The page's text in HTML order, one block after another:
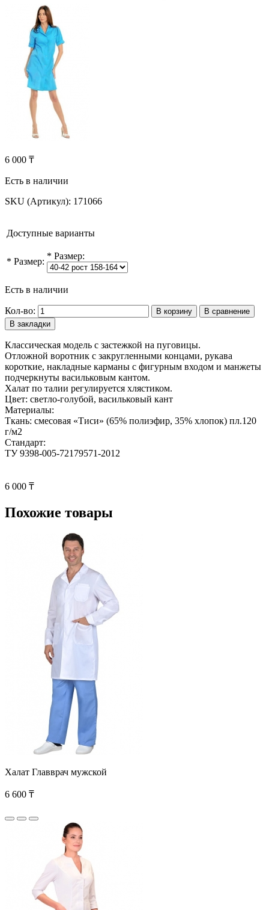
6 000 ₸
Есть в наличии
SKU (Артикул): 171066
Доступные варианты
* Размер:
* Размер:
Есть в наличии
Кол-во: В корзину
В сравнение
В закладки
Классическая модель с застежкой на пуговицы.
Отложной воротник с закругленными концами, рукава
короткие, накладные карманы с фигурным входом и манжеты
подчеркнуты васильковым кантом.
Халат по талии регулируется хлястиком.
Цвет: светло-голубой, васильковый кант
Материалы:
Ткань: смесовая «Тиси» (65% полиэфир, 35% хлопок) пл.120
г/м2
Стандарт:
ТУ 9398-005-72179571-2012
6 000 ₸
Похожие товары
Халат Главврач мужской
6 600 ₸